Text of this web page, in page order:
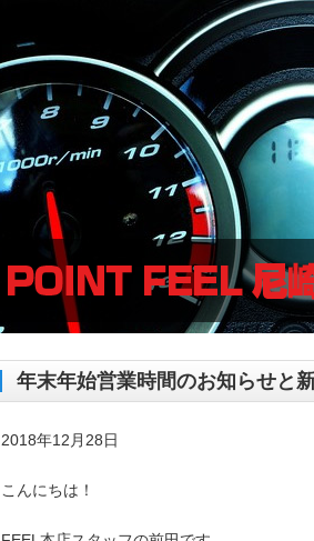
年末年始営業時間のお知らせと
2018年12月28日
こんにちは！